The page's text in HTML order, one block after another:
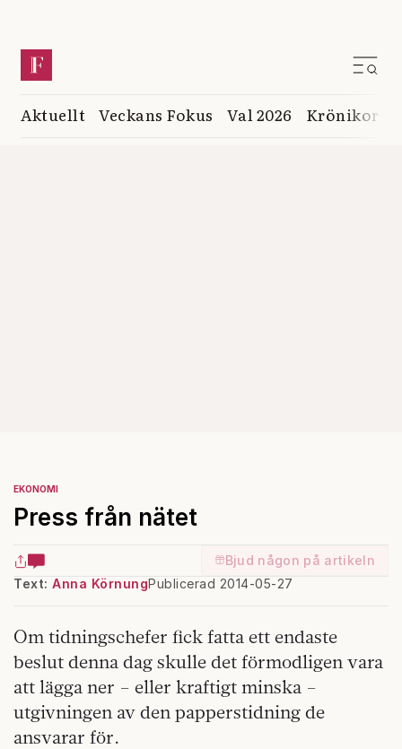
Aktuellt Veckans Fokus Val 2026 Krönikor
EKONOMI
Press från nätet
Bjud någon på artikeln
Text: Anna KörnungPublicerad 2014-05-27
Om tidningschefer fick fatta ett endaste
beslut denna dag skulle det förmodligen vara
att lägga ner – eller kraftigt minska –
utgivningen av den papperstidning de
ansvarar för.